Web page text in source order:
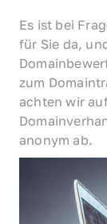
Es ist bei
für Sie da,
zum
achten wir
anonym ab.